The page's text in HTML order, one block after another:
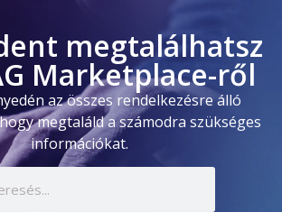
megtalálhatsz
Marketplace-ről
az összes rendelkezésre álló
megtaláld a számodra szükséges
információkat.